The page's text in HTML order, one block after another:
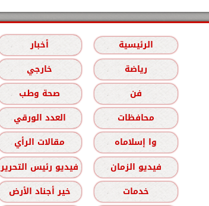
الرئيسية أخبار
رياضة
خارجي
فن
صحة وطب
محافظات
العدد الورقي
وا إسلاماه
مقالات الرأي
فيديو الزمان
فيديو رئيس التحرير
خدمات
خير أجناد الأرض